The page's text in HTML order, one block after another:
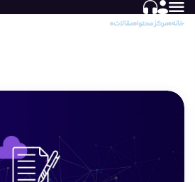
خانه مرکز محتوا مقالات